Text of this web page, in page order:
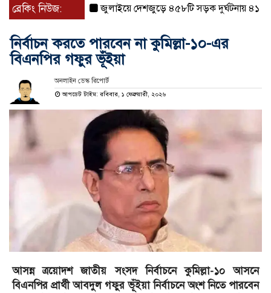
ব্রেকিং নিউজ: জুলাইয়ে দেশজুড়ে ৪৫৮টি সড়ক দুর্ঘটনায় ৪১৬ জন
নির্বাচন করতে পারবেন না কুমিল্লা-১০-এর
বিএনপির গফুর ভূঁইয়া
অনলাইন ডেস্ক রিপোর্ট
আপডেট টাইম: রবিবার, ১ ফেব্রুয়ারী, ২০২৬
আসন্ন ত্রয়োদশ জাতীয় সংসদ নির্বাচনে কুমিল্লা-১০ আসনে
বিএনপির প্রার্থী আবদুল গফুর ভূঁইয়া নির্বাচনে অংশ নিতে পারবেন